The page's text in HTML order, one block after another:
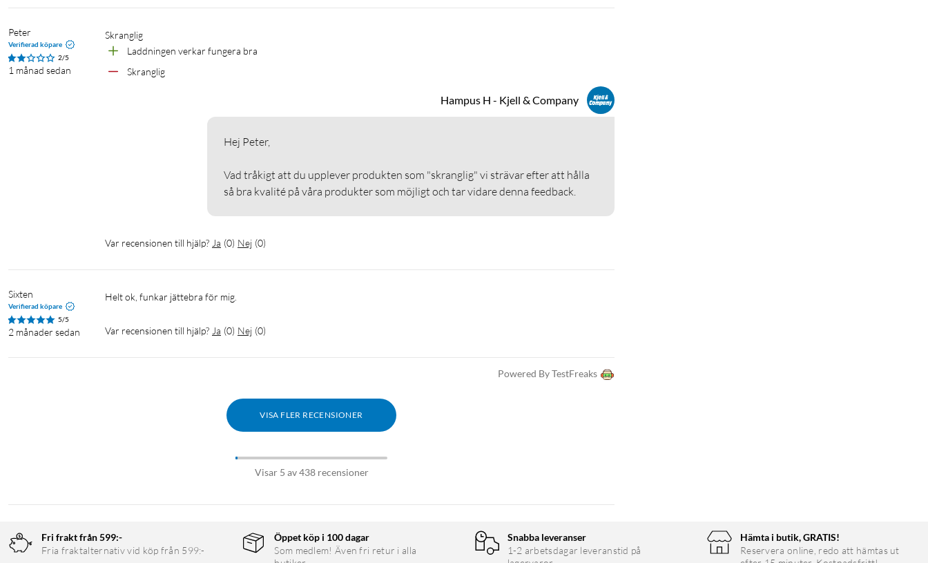
Peter
Verifierad köpare
2/5
1 månad sedan
skranglig
Laddningen verkar fungera bra
Skranglig
Hampus H - Kjell & Company
Hej Peter,
Vad tråkigt att du upplever produkten som "skranglig" vi strävar efter att hålla
så bra kvalité på våra produkter som möjligt och tar vidare denna feedback.
Var recensionen till hjälp? Ja (0) Nej (0)
Sixten
Verifierad köpare
5/5
2 månader sedan
Helt ok, funkar jättebra för mig.
Var recensionen till hjälp? Ja (0) Nej (0)
Powered By TestFreaks
VISA FLER RECENSIONER
Visar 5 av 438 recensioner
Fri frakt från 599:-
Fria fraktalternativ vid köp från 599:-
Öppet köp i 100 dagar
Som medlem! Även fri retur i alla
Snabba leveranser
1-2 arbetsdagar leveranstid på
Hämta i butik, GRATIS!
Reservera online, redo att hämtas ut